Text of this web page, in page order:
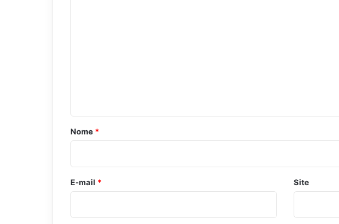
r
o
*
Nome *
E-mail * Site